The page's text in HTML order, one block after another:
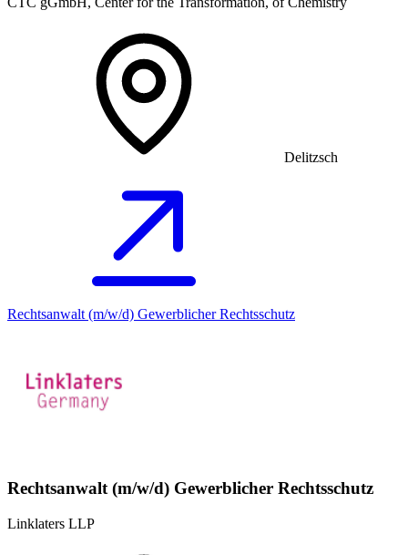
Delitzsch
Rechtsanwalt (m/w/d) Gewerblicher Rechtsschutz
Rechtsanwalt (m/w/d) Gewerblicher Rechtsschutz
Linklaters LLP